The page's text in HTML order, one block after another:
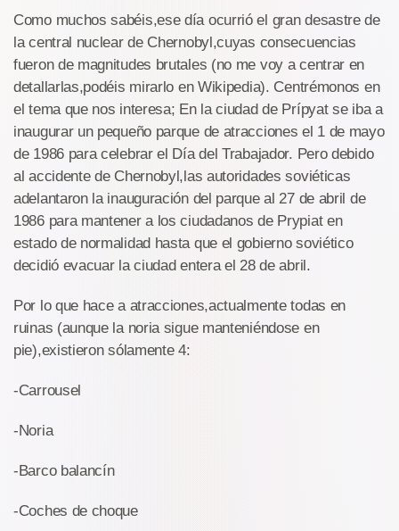
Como muchos sabéis,ese día ocurrió el gran desastre de
la central nuclear de Chernobyl,cuyas consecuencias
fueron de magnitudes brutales (no me voy a centrar en
detallarlas,podéis mirarlo en Wikipedia). Centrémonos en
el tema que nos interesa; En la ciudad de Prípyat se iba a
inaugurar un pequeño parque de atracciones el 1 de mayo
de 1986 para celebrar el Día del Trabajador. Pero debido
al accidente de Chernobyl,las autoridades soviéticas
adelantaron la inauguración del parque al 27 de abril de
1986 para mantener a los ciudadanos de Prypiat en
estado de normalidad hasta que el gobierno soviético
decidió evacuar la ciudad entera el 28 de abril.
Por lo que hace a atracciones,actualmente todas en
ruinas (aunque la noria sigue manteniéndose en
pie),existieron sólamente 4:
-Carrousel
-Noria
-Barco balancín
-Coches de choque